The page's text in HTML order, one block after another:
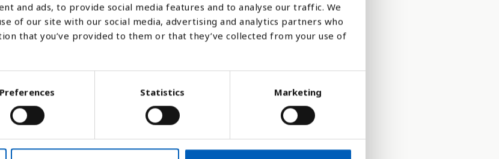
and ads, to provide social media features and to analyse our traffic. We
of our site with our social media, advertising and analytics partners who
that you’ve provided to them or that they’ve collected from your use of
Preferences Statistics Marketing
Linje Platt